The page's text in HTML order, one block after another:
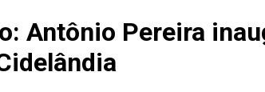
Antônio Pereira